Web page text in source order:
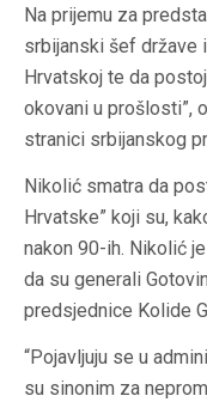
Na prijemu za
srbijanski šef države
Hrvatskoj te da
okovani u prošlosti”,
stranici srbijanskog
Nikolić smatra da
Hrvatske” koji su,
nakon 90-ih. Nikolić
da su generali
predsjednice Kolide
“Pojavljuju se u
su sinonim za